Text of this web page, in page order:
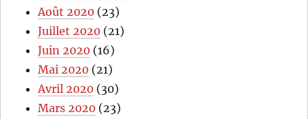
Août 2020 (23)
Juillet 2020 (21)
Juin 2020 (16)
Mai 2020 (21)
Avril 2020 (30)
Mars 2020 (23)